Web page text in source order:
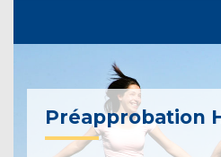
Préapprobation